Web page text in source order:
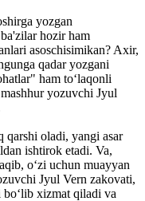
yozgan
hozir ham
asoschisimikan? Axir,
qadar yozgani
ham to‘laqonli
yozuvchi Jyul
oladi, yangi asar
ishtirok etadi. Va,
o‘zi uchun muayyan
Jyul Vern zakovati,
bo‘lib xizmat qiladi va